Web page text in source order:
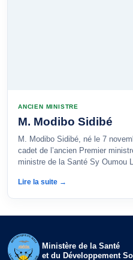
ANCIEN MINISTRE
M. Modibo Sidibé
M. Modibo Sidibé, né le 7
cadet de l’ancien Premier
ministre de la Santé Sy Oumou
Lire la suite →
Ministère de la Santé
et du Développement